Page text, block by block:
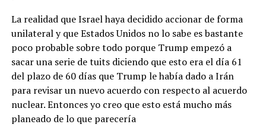
La realidad que Israel haya decidido accionar de forma
unilateral y que Estados Unidos no lo sabe es bastante
poco probable sobre todo porque Trump empezó a
sacar una serie de tuits diciendo que esto era el día 61
del plazo de 60 días que Trump le había dado a Irán
para revisar un nuevo acuerdo con respecto al acuerdo
nuclear. Entonces yo creo que esto está mucho más
planeado de lo que parecería